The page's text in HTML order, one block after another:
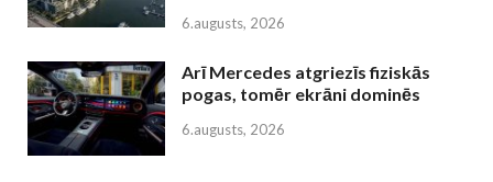
6.augusts, 2026
Arī Mercedes atgriezīs fiziskās
pogas, tomēr ekrāni dominēs
6.augusts, 2026